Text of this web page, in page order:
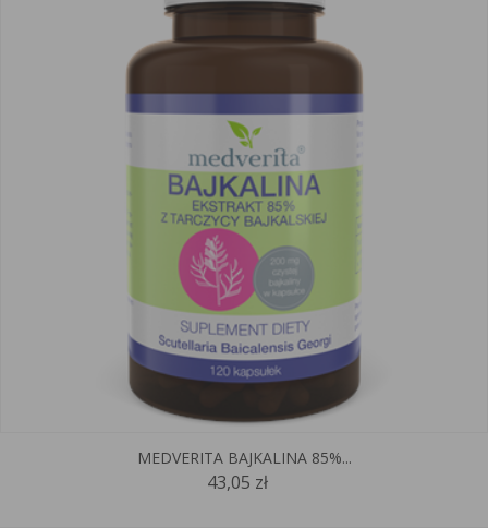
MEDVERITA BAJKALINA 85%...
43,05 zł